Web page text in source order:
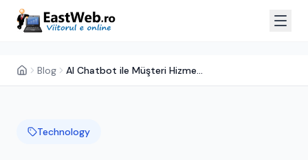
Blog AI Chatbot ile Müşteri Hizmetleri Otomasyonu: 2026 KOBİ Rehberi
Technology